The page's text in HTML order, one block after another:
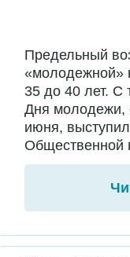
Предельный
«молодежной»
35 до 40 лет. С
Дня молодежи,
июня, выступил
Общественной